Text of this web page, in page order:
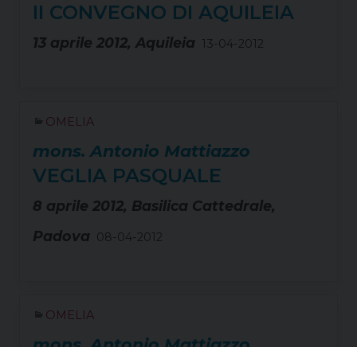
II CONVEGNO DI AQUILEIA
13 aprile 2012, Aquileia 13-04-2012
OMELIA
mons. Antonio Mattiazzo
VEGLIA PASQUALE
8 aprile 2012, Basilica Cattedrale,
Padova 08-04-2012
OMELIA